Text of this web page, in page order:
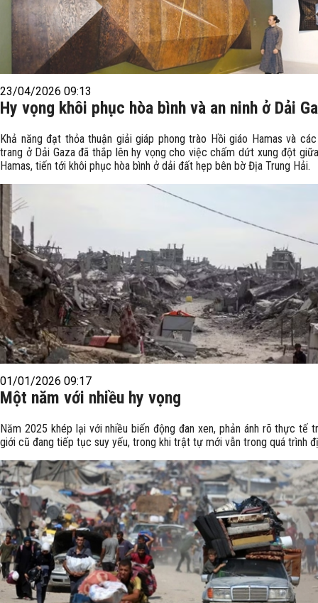
23/04/2026 09:13
Hy vọng khôi phục hòa bình và an ninh ở Dải
Khả năng đạt thỏa thuận giải giáp phong trào Hồi giáo Hamas và
trang ở Dải Gaza đã thắp lên hy vọng cho việc chấm dứt xung đột
Hamas, tiến tới khôi phục hòa bình ở dải đất hẹp bên bờ Địa Trung Hải.
01/01/2026 09:17
Một năm với nhiều hy vọng
Năm 2025 khép lại với nhiều biến động đan xen, phản ánh rõ thực tế
giới cũ đang tiếp tục suy yếu, trong khi trật tự mới vẫn trong quá trình